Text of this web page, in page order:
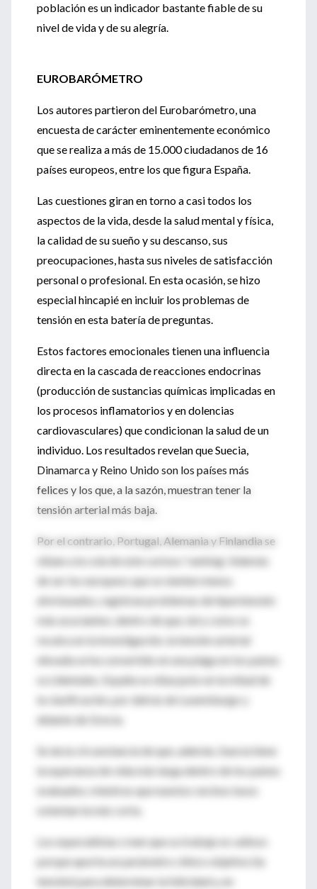
población es un indicador bastante fiable de su
nivel de vida y de su alegría.
EUROBARÓMETRO
Los autores partieron del Eurobarómetro, una
encuesta de carácter eminentemente económico
que se realiza a más de 15.000 ciudadanos de 16
países europeos, entre los que figura España.
Las cuestiones giran en torno a casi todos los
aspectos de la vida, desde la salud mental y física,
la calidad de su sueño y su descanso, sus
preocupaciones, hasta sus niveles de satisfacción
personal o profesional. En esta ocasión, se hizo
especial hincapié en incluir los problemas de
tensión en esta batería de preguntas.
Estos factores emocionales tienen una influencia
directa en la cascada de reacciones endocrinas
(producción de sustancias químicas implicadas en
los procesos inflamatorios y en dolencias
cardiovasculares) que condicionan la salud de un
individuo. Los resultados revelan que Suecia,
Dinamarca y Reino Unido son los países más
felices y los que, a la sazón, muestran tener la
tensión arterial más baja.
Por el contrario, Portugal, Alemania y Finlandia se
sitúan a la cola de este curioso 'ranking'. Además
de ser los europeos que se sienten menos
afortunados, registran problemas de hipertensión
más acuciantes; dentro de que, tal y como se
recalca en la investigación, la tensión arterial
elevada se ha convertido en una plaga en los países
occidentales. España se sitúa justo en la mitad de
la clasificación, por detrás de Luxemburgo y
delante de Grecia.
Se da la circunstancia de que, además, Suecia tiene
la esperanza de vida más larga dentro de los países
evaluados; mientras que nuestos vecinos lusos
ostentan la más corta.
Los especialistas creen que su trabajo es valioso
porque aporta un parámetro clínico objetivo (la
tensión) para determinar la felicidad y, en